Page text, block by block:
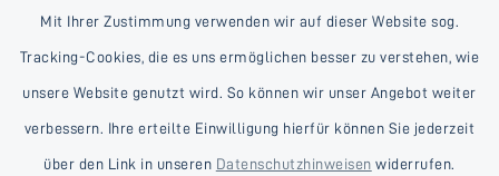
Mit Ihrer Zustimmung verwenden wir auf dieser Website sog.
Tracking-Cookies, die es uns ermöglichen besser zu verstehen, wie
unsere Website genutzt wird. So können wir unser Angebot weiter
verbessern. Ihre erteilte Einwilligung hierfür können Sie jederzeit
über den Link in unseren Datenschutzhinweisen widerrufen.
Kontakt